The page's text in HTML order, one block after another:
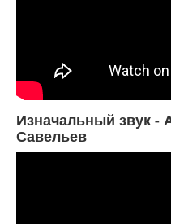
Изначальный звук -
Савельев